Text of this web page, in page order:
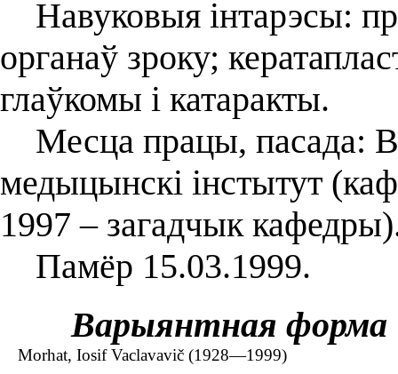
Навуковыя інтарэсы:
органаў зроку;
глаўкомы і катаракты.
Месца працы, пасада:
медыцынскі інстытут
1997 – загадчык
Памёр 15.03.1999.
Варыянтная форма
Morhat, Iosif Vaclavavič (1928—1999)